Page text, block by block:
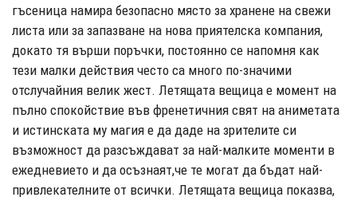
гъсеница намира безопасно място за хранене на свежи
листа или за запазване на нова приятелска компания,
докато тя върши поръчки, постоянно се напомня как
тези малки действия често са много по-значими
отслучайния велик жест. Летящата вещица е момент на
пълно спокойствие във френетичния свят на аниметата
и истинската му магия е да даде на зрителите си
възможност да разсъждават за най-малките моменти в
ежедневието и да осъзнаят,че те могат да бъдат най-
привлекателните от всички. Летящата вещица показва,